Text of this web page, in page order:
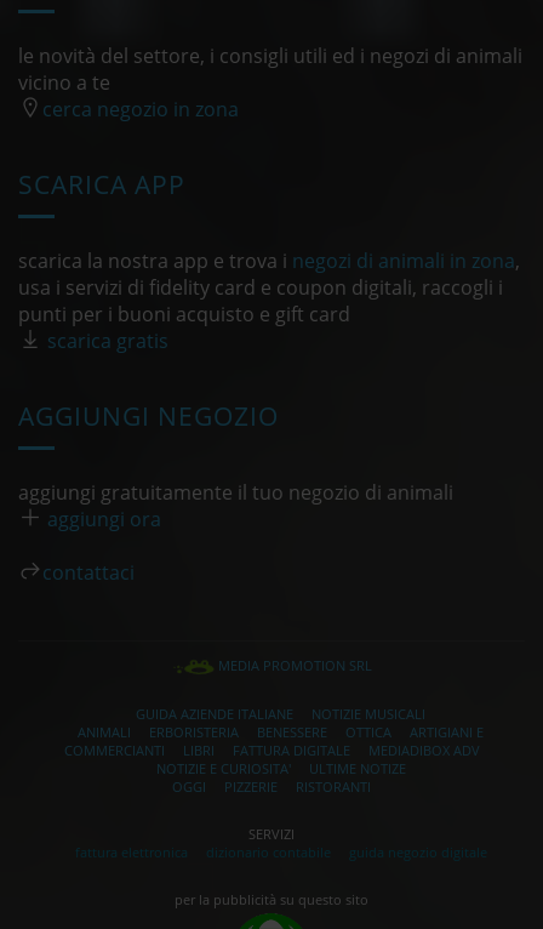
le novità del settore, i consigli utili ed i negozi di animali
vicino a te
cerca negozio in zona
SCARICA APP
scarica la nostra app e trova i negozi di animali in zona,
usa i servizi di fidelity card e coupon digitali, raccogli i
punti per i buoni acquisto e gift card
scarica gratis
AGGIUNGI NEGOZIO
aggiungi gratuitamente il tuo negozio di animali
aggiungi ora
contattaci
MEDIA PROMOTION SRL
GUIDA AZIENDE ITALIANE
NOTIZIE MUSICALI
ANIMALI
ERBORISTERIA BENESSERE OTTICA
ARTIGIANI E
COMMERCIANTI
LIBRI FATTURA DIGITALE
MEDIADIBOX ADV
NOTIZIE E CURIOSITA'
ULTIME NOTIZE
OGGI
PIZZERIE RISTORANTI
SERVIZI
fattura elettronica
dizionario contabile guida negozio digitale
per la pubblicità su questo sito